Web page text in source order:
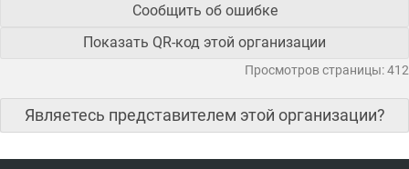
Сообщить об ошибке
Показать QR-код этой организации
Просмотров страницы: 412
Являетесь представителем этой организации?